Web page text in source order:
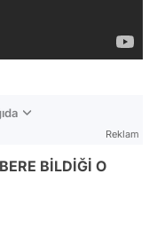
Reklam
BİLDİĞİ O